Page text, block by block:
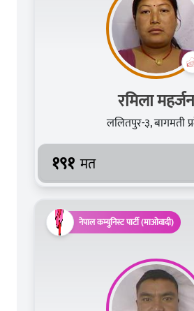
रमिला महर्जन
ललितपुर-३, बागमती
१९१ मत
नेपाल कम्युनिस्ट पार्टी (माओवादी)